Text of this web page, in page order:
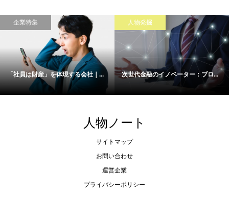
企業特集
「社員は財産」を体現する会社｜...
人物発掘
次世代金融のイノベーター：ブロ...
人物ノート
サイトマップ
お問い合わせ
運営企業
プライバシーポリシー